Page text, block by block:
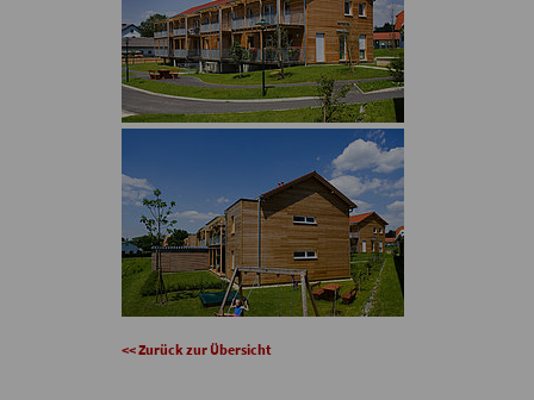
<< Zurück zur Übersicht